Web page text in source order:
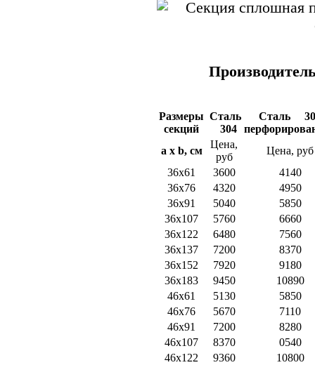
Размеры
секций
Сталь
304
Сталь
ax b, см
Цена,
руб
Цена, руб
36х61
3600
4140
36х76
4320
4950
36х91
5040
5850
36х107
5760
6660
36х122
6480
7560
36х137
7200
8370
36х152
7920
9180
36х183
9450
10890
46х61
5130
5850
46х76
5670
7110
46х91
7200
8280
46х107
8370
0540
46х122
9360
10800